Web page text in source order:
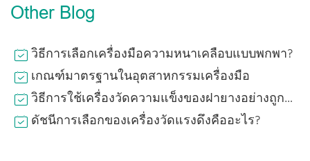
Other Blog
วิธีการเลือกเครื่องมือความหนาเคลือบแบบพกพา?
เกณฑ์มาตรฐานในอุตสาหกรรมเครื่องมือ
วิธีการใช้เครื่องวัดความแข็งของฝายางอย่างถูกต้อง?
ดัชนีการเลือกของเครื่องวัดแรงดึงคืออะไร?